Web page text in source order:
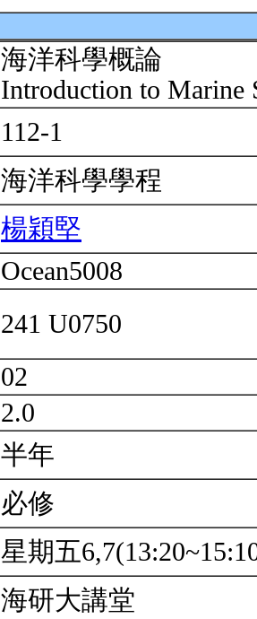
海洋科學概論
Introduction to Marine
112-1
海洋科學學程
楊穎堅
Ocean5008
241 U0750
02
2.0
半年
必修
星期五
海研大講堂